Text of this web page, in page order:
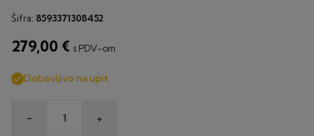
Šifra: 8593371308452
279,00 € s PDV-om
 Dobavljivo na upit
- +